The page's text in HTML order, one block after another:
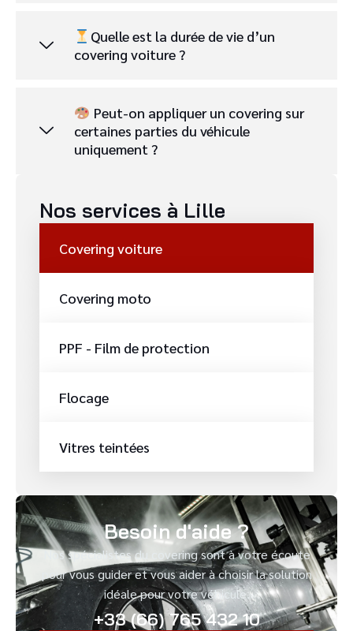
Nos services à Lille
Covering voiture
Covering moto
PPF - Film de protection
Flocage
Vitres teintées
Besoin d'aide ?
Nos spécialistes du covering sont à votre écoute
pour vous guider et vous aider à choisir la solution
idéale pour votre véhicule.
+33 (66) 765 432 10
Quelle est la durée de vie d’un
covering voiture ?
Peut-on appliquer un covering sur
certaines parties du véhicule
uniquement ?